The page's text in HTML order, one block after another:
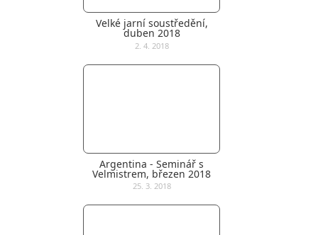
Velké jarní soustředění,
duben 2018
2. 4. 2018
Argentina - Seminář s
Velmistrem, březen 2018
25. 3. 2018